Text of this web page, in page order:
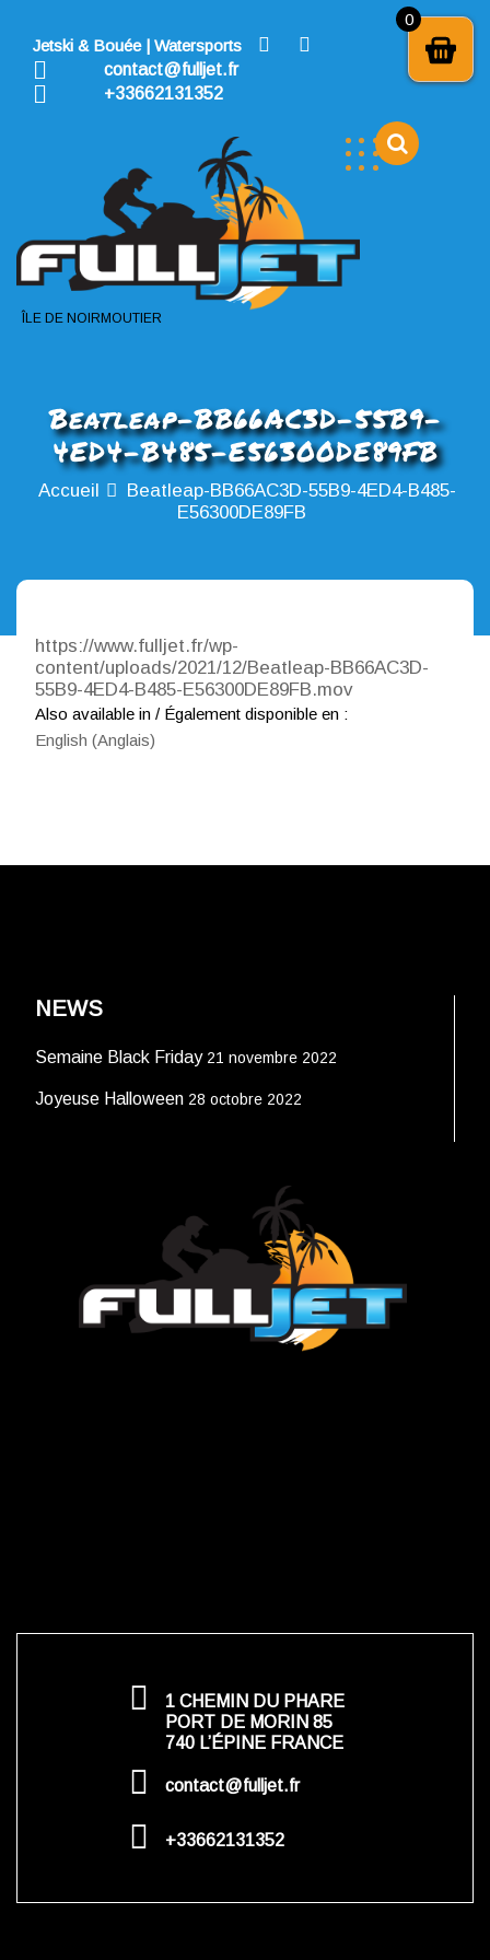
contentJetski & Bouée | Watersports
contact@fulljet.fr
+33662131352
ÎLE DE NOIRMOUTIER
Beatleap-BB66AC3D-55B9-
4ED4-B485-E56300DE89FB
Accueil
Beatleap-BB66AC3D-55B9-4ED4-B485-
E56300DE89FB
https://www.fulljet.fr/wp-
content/uploads/2021/12/Beatleap-BB66AC3D-
55B9-4ED4-B485-E56300DE89FB.mov
Also available in / Également disponible en :
English (Anglais)
NEWS
Semaine Black Friday 21 novembre 2022
Joyeuse Halloween 28 octobre 2022
1 CHEMIN DU PHARE
PORT DE MORIN 85
740 L’ÉPINE FRANCE
contact@fulljet.fr
+33662131352
0